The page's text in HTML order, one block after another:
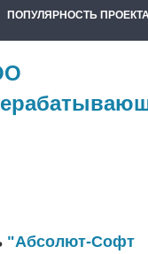
ПОПУЛЯРНОСТЬ
"Абсолют-Софт